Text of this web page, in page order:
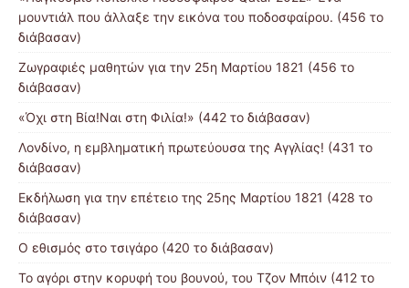
μουντιάλ που άλλαξε την εικόνα του ποδοσφαίρου. (456 το
διάβασαν)
Ζωγραφιές μαθητών για την 25η Μαρτίου 1821 (456 το
διάβασαν)
«Όχι στη Βία!Ναι στη Φιλία!» (442 το διάβασαν)
Λονδίνο, η εμβληματική πρωτεύουσα της Αγγλίας! (431 το
διάβασαν)
Εκδήλωση για την επέτειο της 25ης Μαρτίου 1821 (428 το
διάβασαν)
Ο εθισμός στο τσιγάρο (420 το διάβασαν)
Το αγόρι στην κορυφή του βουνού, του Τζον Μπόιν (412 το